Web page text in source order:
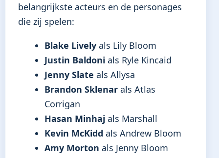
belangrijkste acteurs en de personages
die zij spelen:
Blake Lively als Lily Bloom
Justin Baldoni als Ryle Kincaid
Jenny Slate als Allysa
Brandon Sklenar als Atlas
Corrigan
Hasan Minhaj als Marshall
Kevin McKidd als Andrew Bloom
Amy Morton als Jenny Bloom